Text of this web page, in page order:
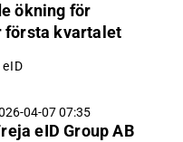
ökning för
första kvartalet
04-07 07:35
eID Group AB